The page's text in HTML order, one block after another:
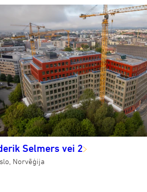
Selmers vei 2
Norvēģija